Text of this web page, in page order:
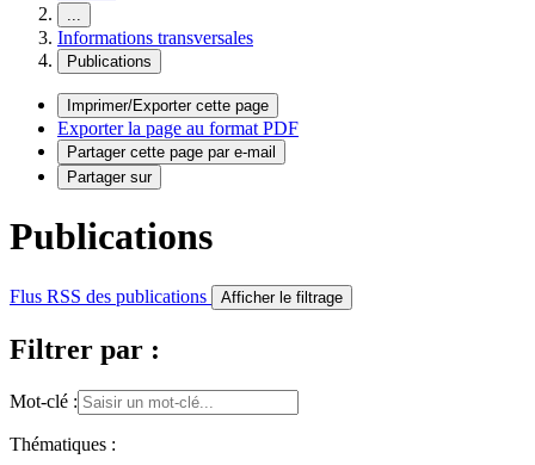
...
Informations transversales
Publications
Imprimer/Exporter cette page
Exporter la page au format PDF
Partager cette page par e-mail
Partager sur
Publications
Flus RSS des publications Afficher le filtrage
Filtrer par :
Mot-clé :
Thématiques :